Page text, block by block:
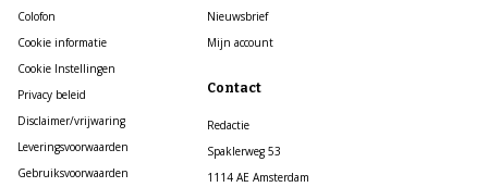
Colofon
Cookie informatie
Cookie Instellingen
Privacy beleid
Disclaimer/vrijwaring
Leveringsvoorwaarden
Gebruiksvoorwaarden
Nieuwsbrief
Mijn account
Contact
Redactie
Spaklerweg 53
1114 AE Amsterdam